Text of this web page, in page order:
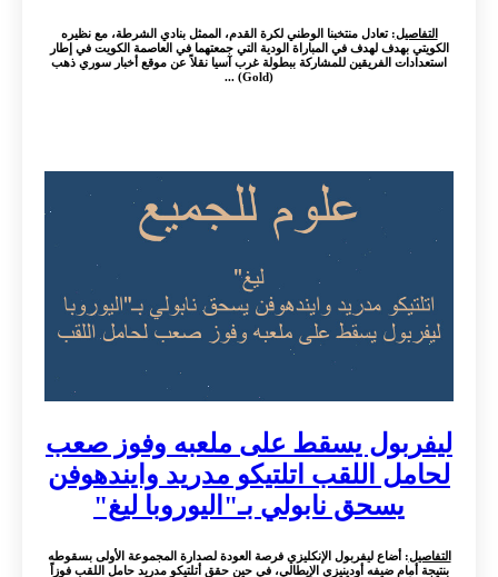
التفاصيل: تعادل منتخبنا الوطني لكرة القدم، الممثل بنادي الشرطة، مع نظيره
الكويتي بهدف لهدف في المباراة الودية التي جمعتهما في العاصمة الكويت في إطار
استعدادات الفريقين للمشاركة ببطولة غرب آسيا نقلاً عن موقع أخبار سوري ذهب
ليفربول يسقط على ملعبه وفوز صعب
لحامل اللقب اتلتيكو مدريد وايندهوفن
يسحق نابولي بـ"اليوروبا ليغ"
التفاصيل: أضاع ليفربول الإنكليزي فرصة العودة لصدارة المجموعة الأولى بسقوطه
بنتيجة أمام ضيفه أودينيزي الإيطالي، في حين حقق أتلتيكو مدريد حامل اللقب فوزاً